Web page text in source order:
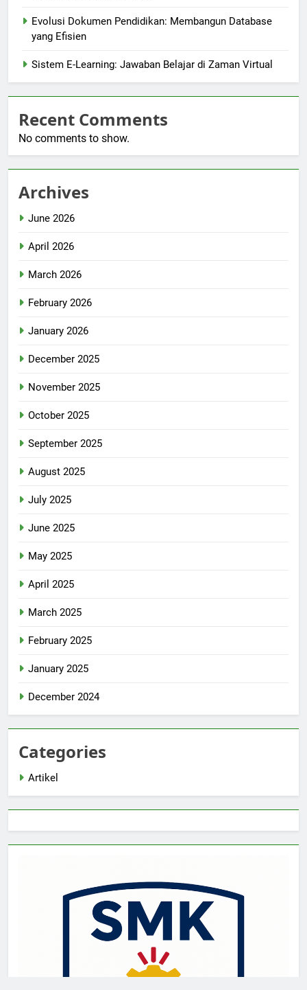
Evolusi Dokumen Pendidikan: Membangun Database
yang Efisien
Sistem E-Learning: Jawaban Belajar di Zaman Virtual
Recent Comments
No comments to show.
Archives
June 2026
April 2026
March 2026
February 2026
January 2026
December 2025
November 2025
October 2025
September 2025
August 2025
July 2025
June 2025
May 2025
April 2025
March 2025
February 2025
January 2025
December 2024
Categories
Artikel